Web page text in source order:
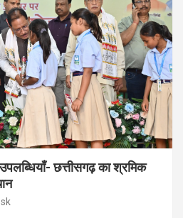
छत्तीसगढ़ का श्रमिक